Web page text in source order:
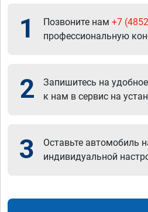
1 Позвоните нам +7
профессиональную
2
Запишитесь на
к нам в сервис на
3
Оставьте автомобиль
индивидуальной